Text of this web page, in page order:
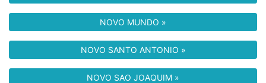
NOVO MUNDO »
NOVO SANTO ANTONIO »
NOVO SAO JOAQUIM »